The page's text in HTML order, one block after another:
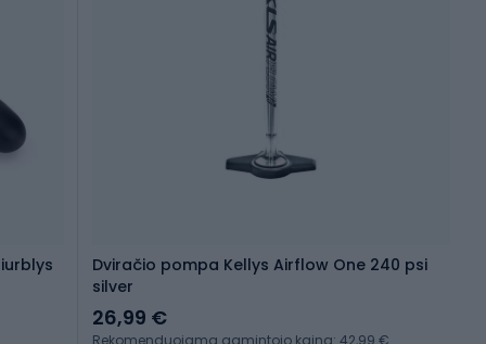
Dviračio pompa Kellys Airflow One 240 psi
silver
26,99 €